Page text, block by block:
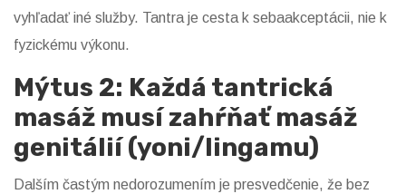
vyhľadať iné služby. Tantra je cesta k sebaakceptácii, nie k
fyzickému výkonu.
Mýtus 2: Každá tantrická
masáž musí zahŕňať masáž
genitálií (yoni/lingamu)
Dalším častým nedorozumením je presvedčenie, že bez